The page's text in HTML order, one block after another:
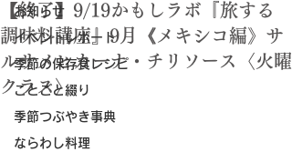
お知らせ
イベントレポート
季節の保存食レシピ
ことごと綴り
季節つぶやき事典
ならわし料理
【終了】9/19かもしラボ『旅する
調味料講座』9月《メキシコ編》サ
ルサメヒカーナ・チリソース〈火曜
クラス〉